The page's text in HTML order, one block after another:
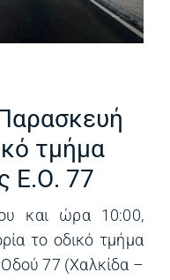
τμήμα
Ε.Ο. 77
και ώρα 10:00,
το οδικό τμήμα
77 (Χαλκίδα –